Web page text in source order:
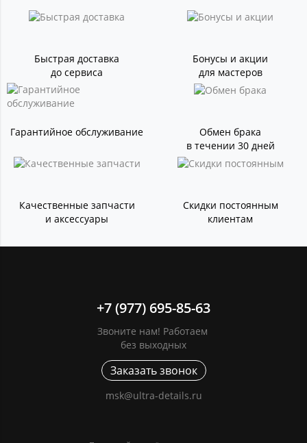
Быстрая доставка
до сервиса
Бонусы и акции
для мастеров
Гарантийное обслуживание
Обмен брака
в течении 30 дней
Качественные запчасти
и аксессуары
Скидки постоянным
клиентам
+7 (977) 695-85-63
Звоните нам! Работаем
без выходных
Заказать звонок
msk@ultra-details.ru